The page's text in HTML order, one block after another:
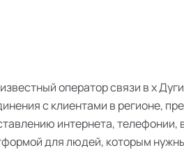
оператор связи в х
с клиентами в регионе,
интернета,
для людей, которым